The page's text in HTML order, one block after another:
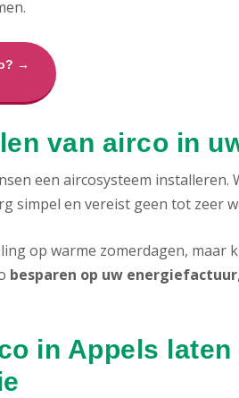
→
van airco in
een aircosysteem installeren.
simpel en vereist geen tot zeer
op warme zomerdagen, maar
besparen op uw energiefactuur
in Appels